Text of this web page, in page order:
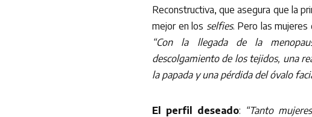
Reconstructiva, que asegura que la
mejor en los selfies. Pero las mujeres
“Con la llegada de la
descolgamiento de los tejidos, una
la papada y una pérdida del óvalo
El perfil deseado: “Tanto